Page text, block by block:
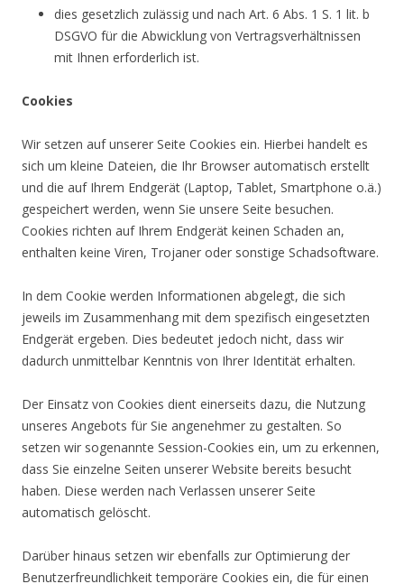
dies gesetzlich zulässig und nach Art. 6 Abs. 1 S. 1 lit. b
DSGVO für die Abwicklung von Vertragsverhältnissen
mit Ihnen erforderlich ist.
Cookies
Wir setzen auf unserer Seite Cookies ein. Hierbei handelt es
sich um kleine Dateien, die Ihr Browser automatisch erstellt
und die auf Ihrem Endgerät (Laptop, Tablet, Smartphone o.ä.)
gespeichert werden, wenn Sie unsere Seite besuchen.
Cookies richten auf Ihrem Endgerät keinen Schaden an,
enthalten keine Viren, Trojaner oder sonstige Schadsoftware.
In dem Cookie werden Informationen abgelegt, die sich
jeweils im Zusammenhang mit dem spezifisch eingesetzten
Endgerät ergeben. Dies bedeutet jedoch nicht, dass wir
dadurch unmittelbar Kenntnis von Ihrer Identität erhalten.
Der Einsatz von Cookies dient einerseits dazu, die Nutzung
unseres Angebots für Sie angenehmer zu gestalten. So
setzen wir sogenannte Session-Cookies ein, um zu erkennen,
dass Sie einzelne Seiten unserer Website bereits besucht
haben. Diese werden nach Verlassen unserer Seite
automatisch gelöscht.
Darüber hinaus setzen wir ebenfalls zur Optimierung der
Benutzerfreundlichkeit temporäre Cookies ein, die für einen